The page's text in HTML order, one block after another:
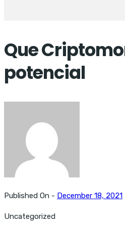
Que
potencial
Published On - December 18, 2021
Uncategorized